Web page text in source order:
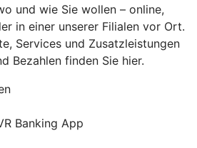
und wie Sie wollen – online,
in einer unserer Filialen vor Ort.
Services und Zusatzleistungen
Bezahlen finden Sie hier.
Banking App